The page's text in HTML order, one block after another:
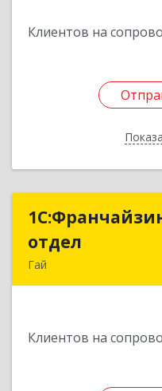
Клиентов на
отдел
Гай
Клиентов на